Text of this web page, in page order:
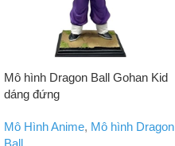
Mô hình Dragon Ball Gohan Kid
dáng đứng
Mô Hình Anime, Mô hình Dragon